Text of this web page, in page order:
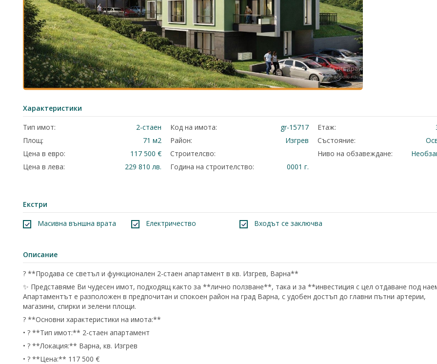
Характеристики
Тип имот:
2-стаен
Площ:
71 м2
Цена в евро:
117 500 €
Цена в лева:
229 810 лв.
Код на имота:
gr-15717
Район:
Изгрев
Строителсво:
Година на строителство:
0001 г.
Етаж:
Състояние:
Ниво на обзавеждане:
Екстри
Масивна външна врата Електричество Входът се заключва
Описание
? **Продава се светъл и функционален 2-стаен апартамент в кв. Изгрев, Варна**
✨ Представяме Ви чудесен имот, подходящ както за **лично ползване**, така и за **инвестиция с цел отдаване под
Апартаментът е разположен в предпочитан и спокоен район на град Варна, с удобен достъп до главни пътни артерии,
магазини, спирки и зелени площи.
? **Основни характеристики на имота:**
• ? **Тип имот:** 2-стаен апартамент
• ? **Локация:** Варна, кв. Изгрев
• ? **Цена:** 117 500 €